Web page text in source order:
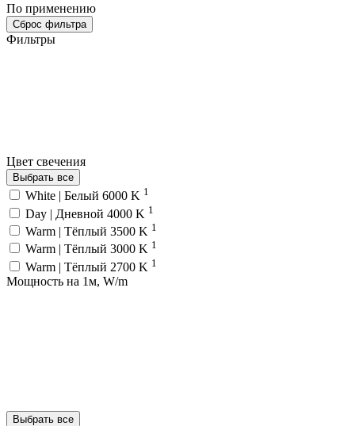
По применению
Сброс фильтра
Фильтры
Цвет свечения
Выбрать все
White | Белый 6000 K 1
Day | Дневной 4000 K 1
Warm | Тёплый 3500 K 1
Warm | Тёплый 3000 K 1
Warm | Тёплый 2700 K 1
Мощность на 1м, W/m
Выбрать все